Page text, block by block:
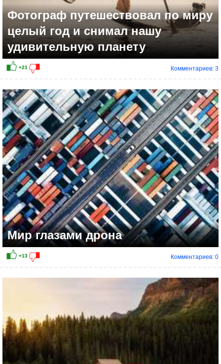
+20
Фотограф путешествовал по миру
целый год и снимал нашу
удивительную планету
Комментариев: 3
Мир глазами дрона
Комментариев: 0